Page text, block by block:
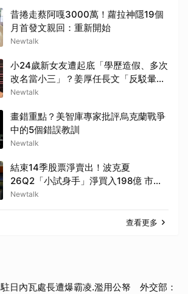
昔捲走蔡阿嘎3000萬！蘿拉神隱19個
月首發文親回：重新開始
Newtalk
小24歲新女友遭起底「學歷造假、多次
改名當小三」？姜厚任長文「反駁暈
船」護愛
Newtalk
畫錯重點？美智庫專家批評烏克蘭戰爭
中的5個錯誤教訓
Newtalk
結束14季股票淨賣出！波克夏
26Q2「小試身手」淨買入198億 市場
解讀或轉向「偏多」
Newtalk
查看更多
駐日內瓦處長遭爆霸凌.濫用公帑 外交部：